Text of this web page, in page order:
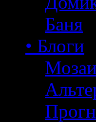
Баня
• Блоги